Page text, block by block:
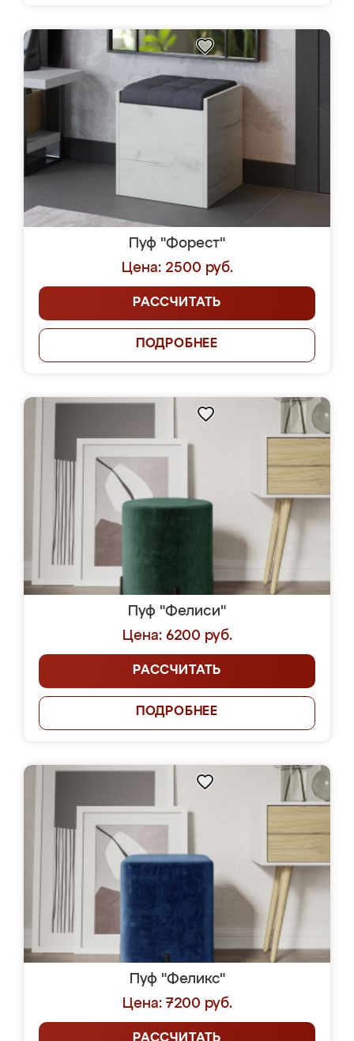
Пуф "Форест"
Цена: 2500 руб.
РАССЧИТАТЬ
ПОДРОБНЕЕ
Пуф "Фелиси"
Цена: 6200 руб.
РАССЧИТАТЬ
ПОДРОБНЕЕ
Пуф "Феликс"
Цена: 7200 руб.